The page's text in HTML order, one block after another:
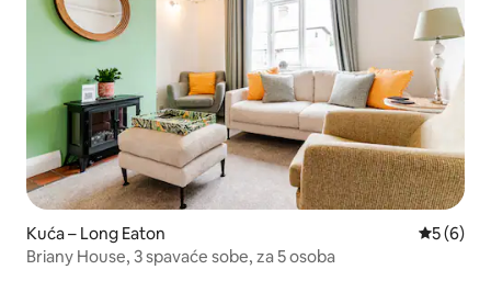
Kuća – Long Eaton
5 (6)
Briany House, 3 spavaće sobe, za 5 osoba